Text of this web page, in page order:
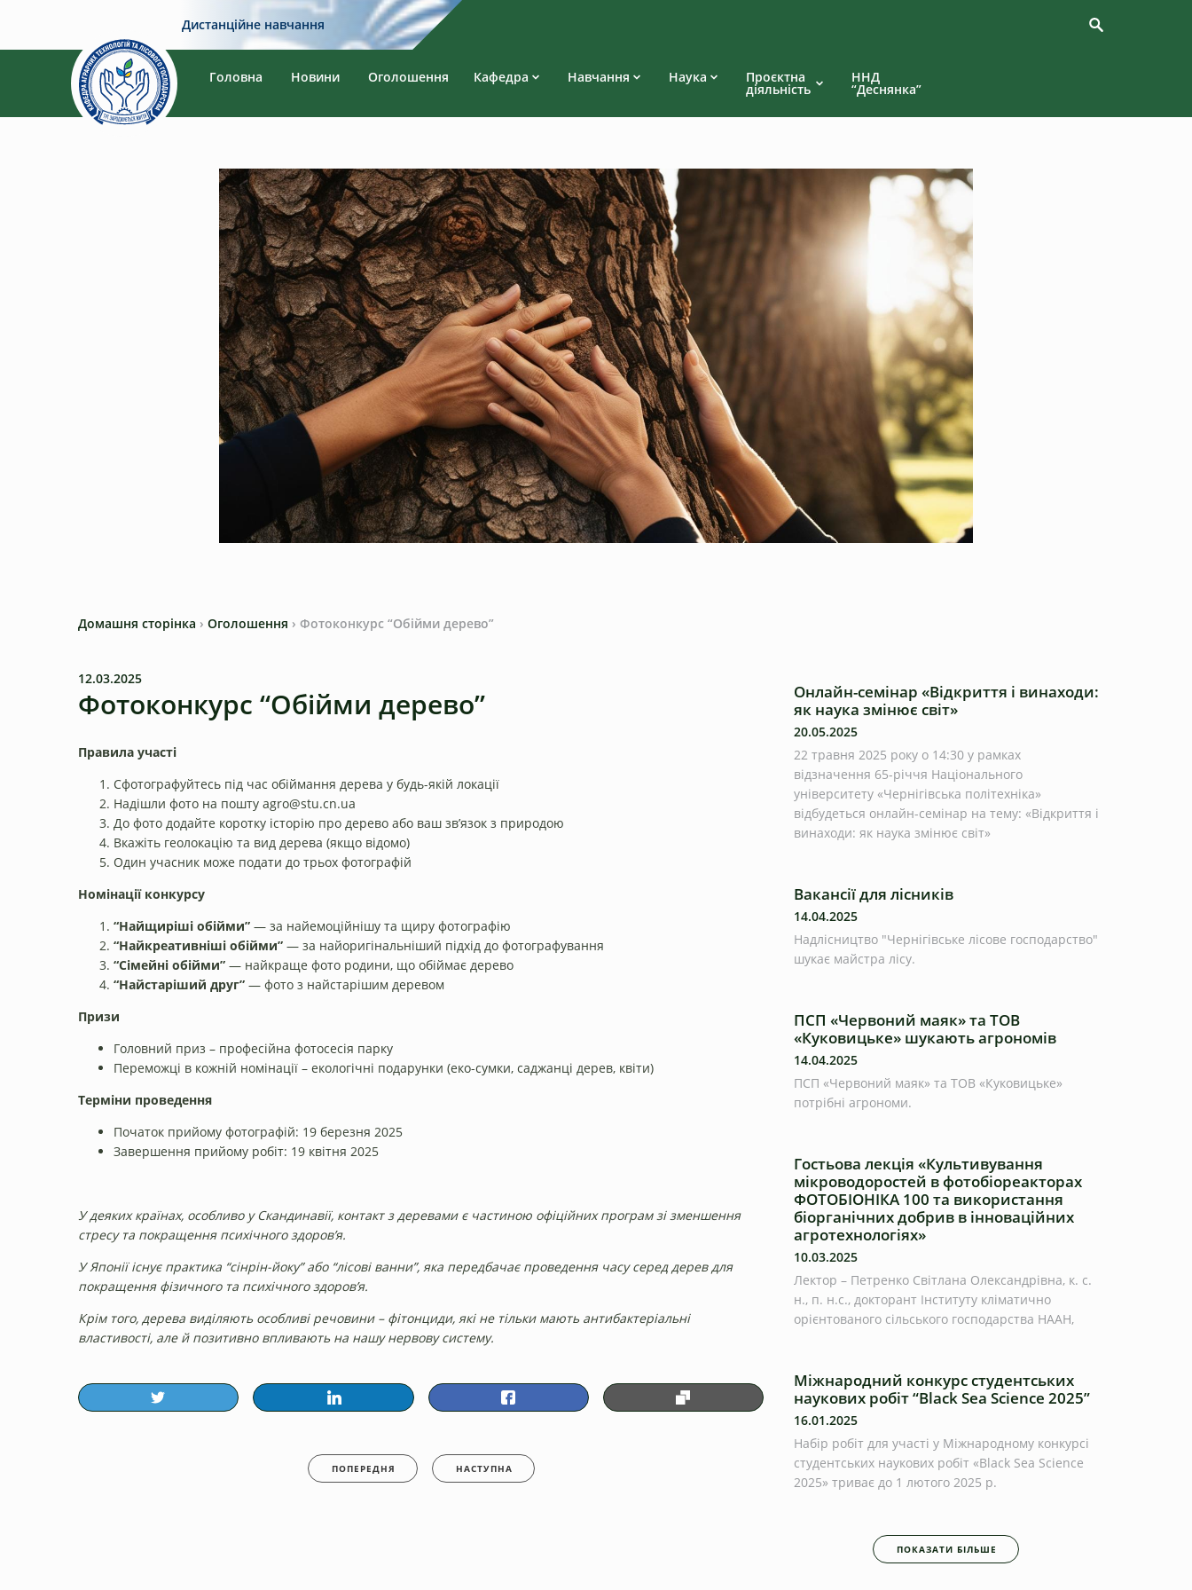
Дистанційне навчання
Головна Новини Оголошення Кафедра Навчання Наука Проєктна
діяльність
ННД
“Деснянка”
Домашня сторінка › Оголошення › Фотоконкурс “Обійми дерево”
12.03.2025
Фотоконкурс “Обійми дерево”
Правила участі
Сфотографуйтесь під час обіймання дерева у будь-якій локації
Надішли фото на пошту agro@stu.cn.ua
До фото додайте коротку історію про дерево або ваш зв’язок з природою
Вкажіть геолокацію та вид дерева (якщо відомо)
Один учасник може подати до трьох фотографій
Номінації конкурсу
“Найщиріші обійми” — за найемоційнішу та щиру фотографію
“Найкреативніші обійми” — за найоригінальніший підхід до фотографування
“Сімейні обійми” — найкраще фото родини, що обіймає дерево
“Найстаріший друг” — фото з найстарішим деревом
Призи
Головний приз – професійна фотосесія парку
Переможці в кожній номінації – екологічні подарунки (еко-сумки, саджанці дерев, квіти)
Терміни проведення
Початок прийому фотографій: 19 березня 2025
Завершення прийому робіт: 19 квітня 2025
У деяких країнах, особливо у Скандинавії, контакт з деревами є частиною офіційних програм зі зменшення
стресу та покращення психічного здоров’я.
У Японії існує практика “сінрін-йоку” або “лісові ванни”, яка передбачає проведення часу серед дерев для
покращення фізичного та психічного здоров’я.
Крім того, дерева виділяють особливі речовини – фітонциди, які не тільки мають антибактеріальні
властивості, але й позитивно впливають на нашу нервову систему.
ПОПЕРЕДНЯ НАСТУПНА
Онлайн-семінар «Відкриття і винаходи:
як наука змінює світ»
20.05.2025
22 травня 2025 року о 14:30 у рамках
відзначення 65-річчя Національного
університету «Чернігівська політехніка»
відбудеться онлайн-семінар на тему: «Відкриття і
винаходи: як наука змінює світ»
Вакансії для лісників
14.04.2025
Надлісництво "Чернігівське лісове господарство"
шукає майстра лісу.
ПСП «Червоний маяк» та ТОВ
«Куковицьке» шукають агрономів
14.04.2025
ПСП «Червоний маяк» та ТОВ «Куковицьке»
потрібні агрономи.
Гостьова лекція «Культивування
мікроводоростей в фотобіореакторах
ФОТОБІОНІКА 100 та використання
біорганічних добрив в інноваційних
агротехнологіях»
10.03.2025
Лектор – Петренко Світлана Олександрівна, к. с.
н., п. н.с., докторант Інституту кліматично
орієнтованого сільського господарства НААН,
Міжнародний конкурс студентських
наукових робіт “Black Sea Science 2025”
16.01.2025
Набір робіт для участі у Міжнародному конкурсі
студентських наукових робіт «Black Sea Science
2025» триває до 1 лютого 2025 р.
ПОКАЗАТИ БІЛЬШЕ